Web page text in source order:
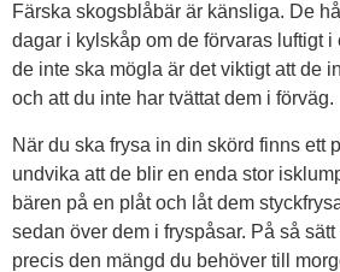
Färska skogsblåbär är känsliga. De
dagar i kylskåp om de förvaras luftigt i
de inte ska mögla är det viktigt att de
och att du inte har tvättat dem i förväg.
När du ska frysa in din skörd finns ett
undvika att de blir en enda stor
bären på en plåt och låt dem
sedan över dem i fryspåsar. På så
precis den mängd du behöver till